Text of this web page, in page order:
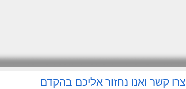
צרו קשר ואנו נחזור אליכם בהקדם